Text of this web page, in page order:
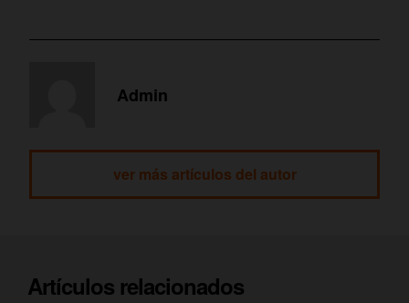
Admin
ver más artículos del autor
Artículos relacionados